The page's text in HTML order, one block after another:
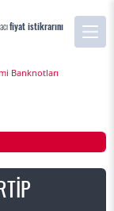
fiyat istikrarını
Banknotları